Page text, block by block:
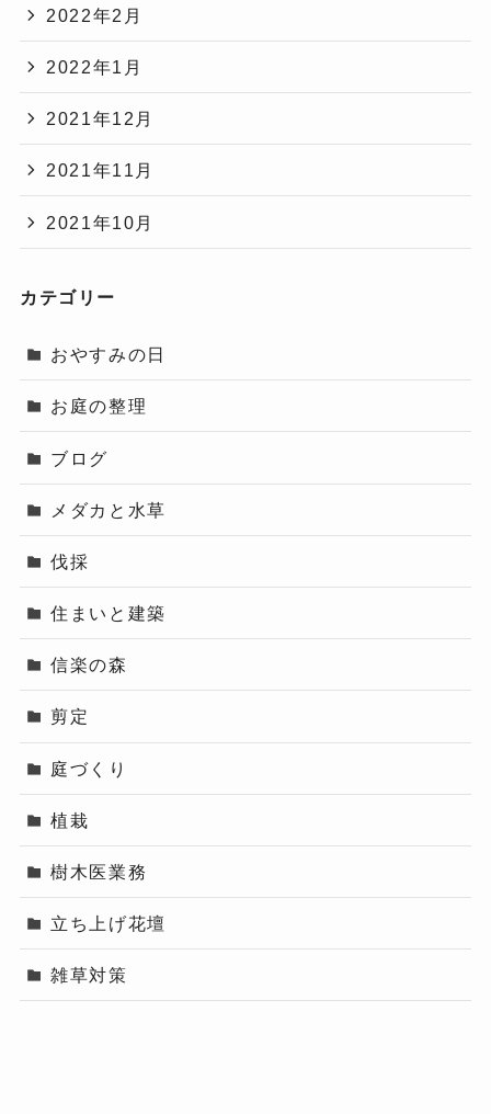
2022年2月
2022年1月
2021年12月
2021年11月
2021年10月
カテゴリー
おやすみの日
お庭の整理
ブログ
メダカと水草
伐採
住まいと建築
信楽の森
剪定
庭づくり
植栽
樹木医業務
立ち上げ花壇
雑草対策